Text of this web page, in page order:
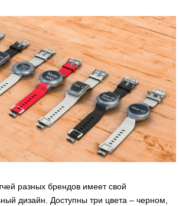
разных брендов имеет свой
дизайн. Доступны три цвета – черном,